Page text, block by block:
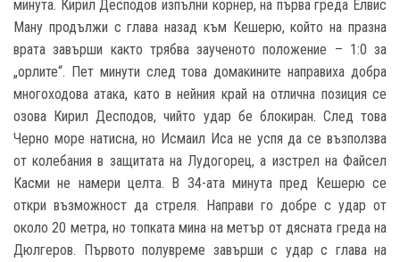
минута. Кирил Десподов изпълни корнер, на първа греда Елвис
Ману продължи с глава назад към Кешерю, който на празна
врата завърши както трябва заученото положение – 1:0 за
„орлите“. Пет минути след това домакините направиха добра
многоходова атака, като в нейния край на отлична позиция се
озова Кирил Десподов, чийто удар бе блокиран. След това
Черно море натисна, но Исмаил Иса не успя да се възползва
от колебания в защитата на Лудогорец, а изстрел на Файсел
Касми не намери целта. В 34-ата минута пред Кешерю се
откри възможност да стреля. Направи го добре с удар от
около 20 метра, но топката мина на метър от дясната греда на
Дюлгеров. Първото полувреме завърши с удар с глава на